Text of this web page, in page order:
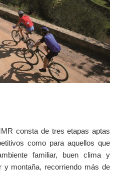
consta de tres etapas aptas
como para aquellos que
familiar, buen clima y
y montaña, recorriendo más de